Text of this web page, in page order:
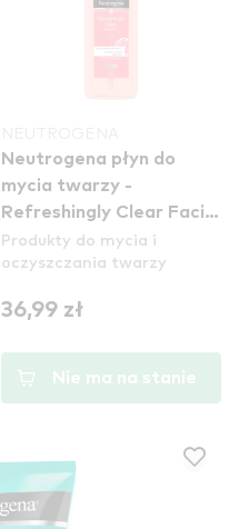
Neutrogena płyn do
mycia twarzy -
Refreshingly Clear Facial
Wash
Produkty do mycia i
oczyszczania twarzy
36,99 zł
Nie ma na stanie